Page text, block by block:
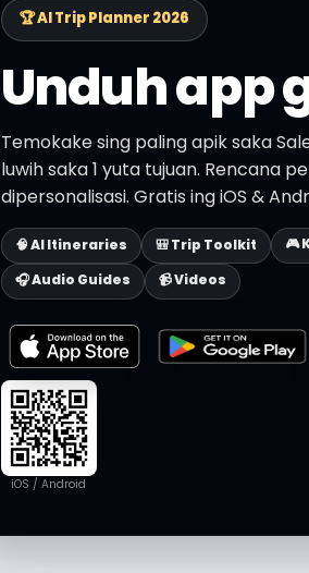
🏆 AI Trip Planner 2026
Unduh app
Temokake sing paling apik saka
luwih saka 1 yuta tujuan. Rencana
dipersonalisasi. Gratis ing iOS &
🧠 AI Itineraries 🎒 Trip Toolkit
🎮
🎧 Audio Guides
📹 Videos
iOS / Android